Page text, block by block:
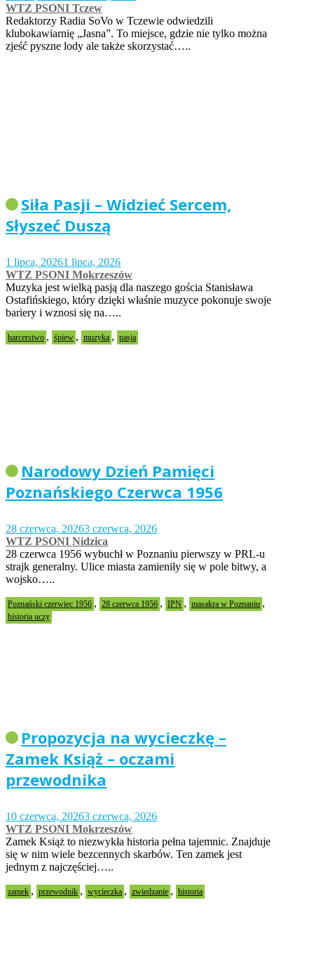
WTZ PSONI Tczew
Redaktorzy Radia SoVo w Tczewie odwiedzili
klubokawiarnię „Jasna”. To miejsce, gdzie nie tylko można
zjeść pyszne lody ale także skorzystać…..
Siła Pasji – Widzieć Sercem,
Słyszeć Duszą
1 lipca, 20261 lipca, 2026
WTZ PSONI Mokrzeszów
Muzyka jest wielką pasją dla naszego gościa Stanisława
Ostafińskiego, który dzięki właśnie muzyce pokonuje swoje
bariery i wznosi się na…..
harcerstwo , śpiew , muzyka , pasja
Narodowy Dzień Pamięci
Poznańskiego Czerwca 1956
28 czerwca, 20263 czerwca, 2026
WTZ PSONI Nidzica
28 czerwca 1956 wybuchł w Poznaniu pierwszy w PRL-u
strajk generalny. Ulice miasta zamieniły się w pole bitwy, a
wojsko…..
Poznański czerwiec 1956 , 28 czerwca 1956 , IPN , masakra w Poznaniu ,
historia uczy
Propozycja na wycieczkę –
Zamek Książ – oczami
przewodnika
10 czerwca, 20263 czerwca, 2026
WTZ PSONI Mokrzeszów
Zamek Książ to niezwykła historia pełna tajemnic. Znajduje
się w nim wiele bezcennych skarbów. Ten zamek jest
jednym z najczęściej…..
zamek , przewodnik , wycieczka , zwiedzanie , historia